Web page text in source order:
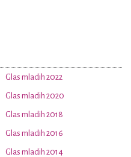
Glas mladih 2022
Glas mladih 2020
Glas mladih 2018
Glas mladih 2016
Glas mladih 2014